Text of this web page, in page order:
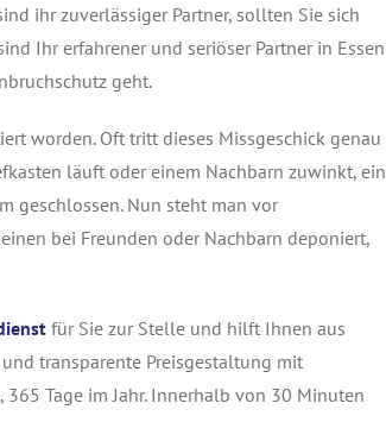
ihr zuverlässiger Partner, sollten Sie sich
Ihr erfahrener und seriöser Partner in Essen
geht.
worden. Oft tritt dieses Missgeschick genau
läuft oder einem Nachbarn zuwinkt, ein
geschlossen. Nun steht man vor
bei Freunden oder Nachbarn deponiert,
für Sie zur Stelle und hilft Ihnen aus
transparente Preisgestaltung mit
Tage im Jahr. Innerhalb von 30 Minuten